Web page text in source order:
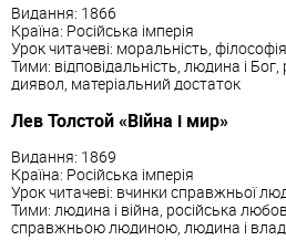
Видання: 1866
Країна: Російська імперія
Урок читачеві: моральність, філософія
Тими: відповідальність, людина і
диявол, матеріальний достаток
Лев Толстой «Війна і мир»
Видання: 1869
Країна: Російська імперія
Урок читачеві: вчинки справжньої
Тими: людина і війна, російська
справжньою людиною, людина і